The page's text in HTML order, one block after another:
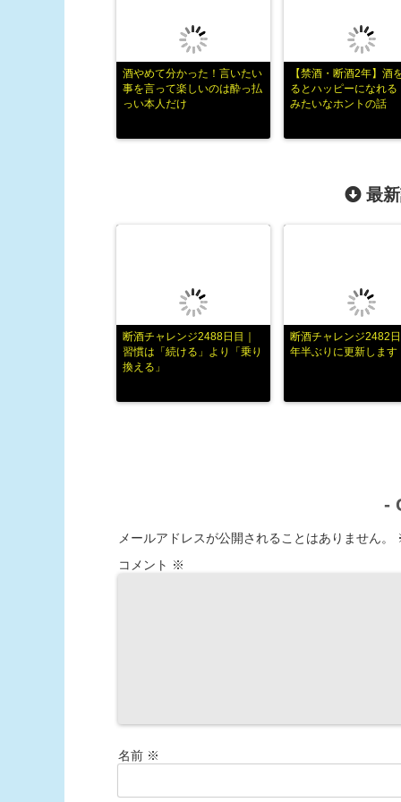
酒やめて分かった！言いたい
事を言って楽しいのは酔っ払
っい本人だけ
【禁酒・断酒2年】酒
るとハッピーになれる
みたいなホントの話
最
断酒チャレンジ2488日目｜
習慣は「続ける」より「乗り
換える」
断酒チャレンジ2482
年半ぶりに更新します
-
メールアドレスが公開されることはありません。
コメント ※
名前 ※